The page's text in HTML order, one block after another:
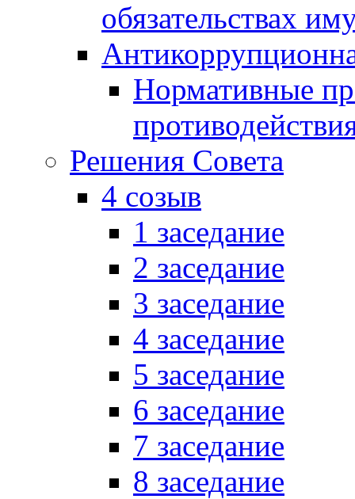
обязательствах
Нормативные
Решения Совета
4 созыв
1 заседание
2 заседание
3 заседание
4 заседание
5 заседание
6 заседание
7 заседание
8 заседание